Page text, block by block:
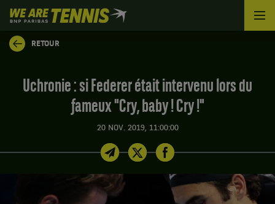
We
are
Tennis
by
Accueil
RETOUR
Uchronie : si Federer était intervenu lors du
fameux "Cry, baby ! Cry !"
20 NOV. 2019, 11:00:00